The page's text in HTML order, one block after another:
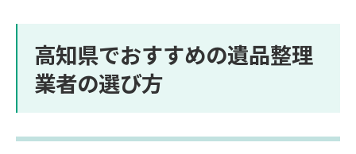
高知県でおすすめの遺品整理
業者の選び方